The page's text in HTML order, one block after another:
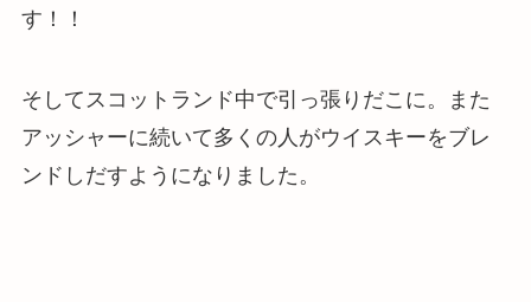
す！！
そしてスコットランド中で引っ張りだこに。また
アッシャーに続いて多くの人がウイスキーをブレ
ンドしだすようになりました。